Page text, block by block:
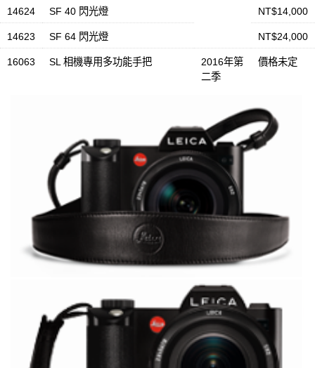
14624 SF 40 閃光燈 NT$14,000
14623 SF 64 閃光燈 NT$24,000
16063 SL 相機專用多功能手把
2016年第
二季
價格未定